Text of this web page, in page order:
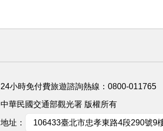
24小時免付費旅遊諮詢熱線： 0800-011765
中華民國交通部觀光署 版權所有
地址： 106433臺北市忠孝東路4段290號9